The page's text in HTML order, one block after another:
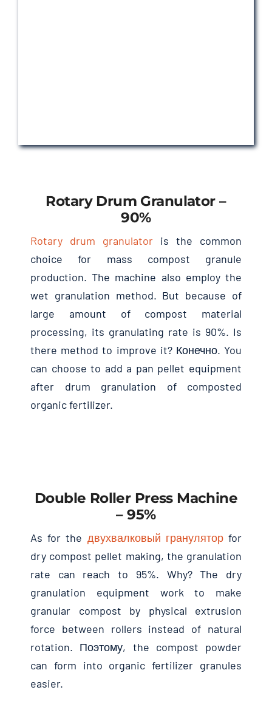
Rotary Drum Granulator–
90%
Rotary drum granulator is the common
choice for mass compost granule
production.The machine also employ the
wet granulation method. But because of
large amount of compost material
processing, its granulating rate is 90%. Is
there method to improve it? Конечно.You
can choose to add a pan pellet equipment
after drum granulation of composted
organic fertilizer.
Double Roller Press Machine
– 95%
As for the двухвалковый гранулятор for
dry compost pellet making, the granulation
rate can reach to 95%. Why?The dry
granulation equipment work to make
granular compost by physical extrusion
force between rollers instead of natural
rotation. Поэтому, the compost powder
can form into organic fertilizer granules
easier.